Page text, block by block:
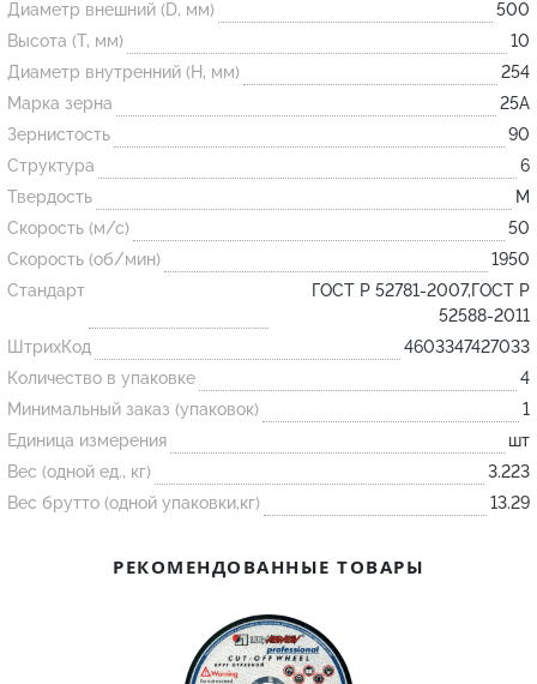
Огнеупорные
изделия
Скачать каталог
Тигель
Муфель
Черпак
Шербер
Трубка
Стержень
Пробка
Подставка
Лодочка
Контакт
Огнеупорная SiC смесь
Диаметр внешний (D, мм)
500
Высота (T, мм)
10
Диаметр внутренний (H, мм)
254
Марка зерна
25А
Зернистость
90
Структура
6
Твердость
M
Скорость (м/с)
50
Скорость (об/мин)
1950
Стандарт
ГОСТ Р 52781-2007,ГОСТ Р
52588-2011
ШтрихКод
4603347427033
Количество в упаковке
4
Минимальный заказ (упаковок)
1
Единица измерения
шт
Вес (одной ед., кг)
3.223
Вес брутто (одной упаковки,кг)
13.29
РЕКОМЕНДОВАННЫЕ ТОВАРЫ